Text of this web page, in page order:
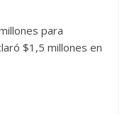
para
$1,5 millones en